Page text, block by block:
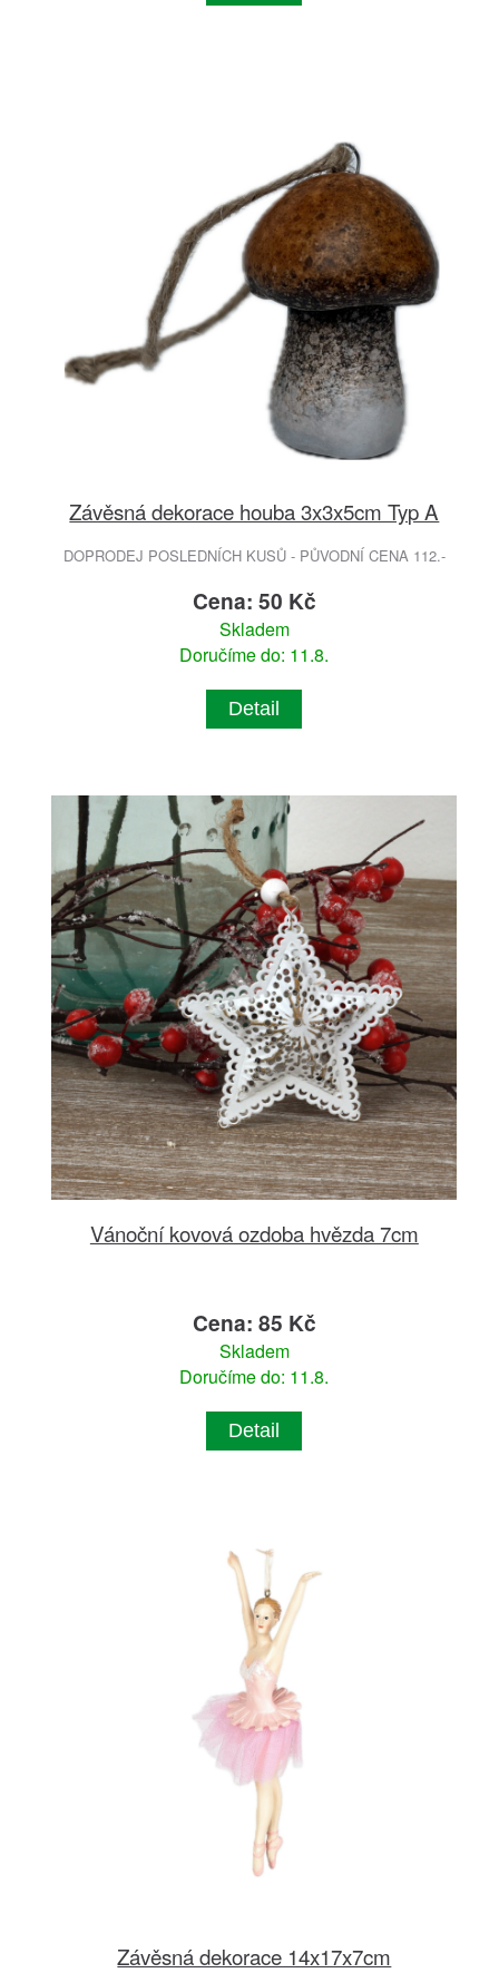
Závěsná dekorace houba 3x3x5cm Typ A
DOPRODEJ POSLEDNÍCH KUSŮ - PŮVODNÍ CENA 112.-
Cena: 50 Kč
Skladem
Doručíme do: 11.8.
Detail
Vánoční kovová ozdoba hvězda 7cm
Cena: 85 Kč
Skladem
Doručíme do: 11.8.
Detail
Závěsná dekorace 14x17x7cm